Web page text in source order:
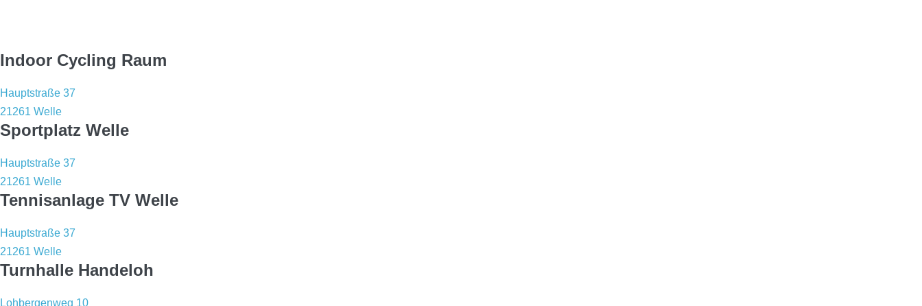
Indoor Cycling Raum
Hauptstraße 37
21261 Welle
Sportplatz Welle
Hauptstraße 37
21261 Welle
Tennisanlage TV Welle
Hauptstraße 37
21261 Welle
Turnhalle Handeloh
Lohbergenweg 10